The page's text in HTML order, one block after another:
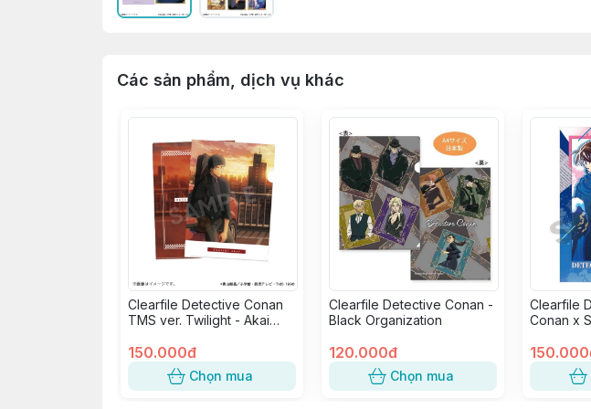
Các sản phẩm, dịch vụ khác
Clearfile Detective Conan
TMS ver. Twilight - Akai
150.000đ
Chọn mua
Clearfile Detective Conan -
Black Organization
120.000đ
Chọn mua
Clearfile
Conan x